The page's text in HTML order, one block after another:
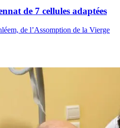
de 7 cellules adaptées
de l’Assomption de la Vierge